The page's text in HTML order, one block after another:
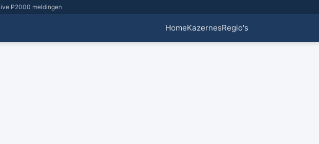
P2000 meldingen
HomeKazernesRegio's